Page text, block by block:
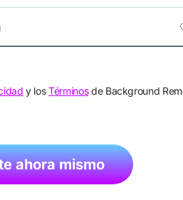
y losTérminosde Background
ahora mismo